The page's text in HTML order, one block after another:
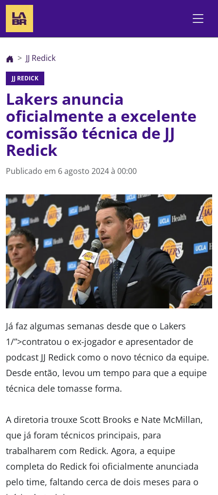
JJ Redick
JJ REDICK
Lakers anuncia
oficialmente a excelente
comissão técnica de JJ
Redick
Publicado em 6 agosto 2024 à 00:00
Já faz algumas semanas desde que o Lakers
1/”>contratou o ex-jogador e apresentador de
podcast JJ Redick como o novo técnico da equipe.
Desde então, levou um tempo para que a equipe
técnica dele tomasse forma.
A diretoria trouxe Scott Brooks e Nate McMillan,
que já foram técnicos principais, para
trabalharem com Redick. Agora, a equipe
completa do Redick foi oficialmente anunciada
pelo time, faltando cerca de dois meses para o